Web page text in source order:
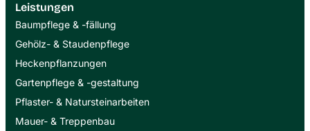
Leistungen
Baumpflege & -fällung
Gehölz- & Staudenpflege
Heckenpflanzungen
Gartenpflege & -gestaltung
Pflaster- & Naturstein­arbeiten
Mauer- & Treppenbau